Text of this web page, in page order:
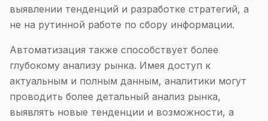
выявлении тенденций и разработке стратегий, а
не на рутинной работе по сбору информации.
Автоматизация также способствует более
глубокому анализу рынка. Имея доступ к
актуальным и полным данным, аналитики могут
проводить более детальный анализ рынка,
выявлять новые тенденции и возможности, а